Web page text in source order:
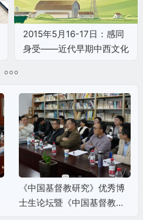
2015年5月16-17日：感同
身受——近代早期中西文化
《中国基督教研究》优秀博
士生论坛暨《中国基督教研